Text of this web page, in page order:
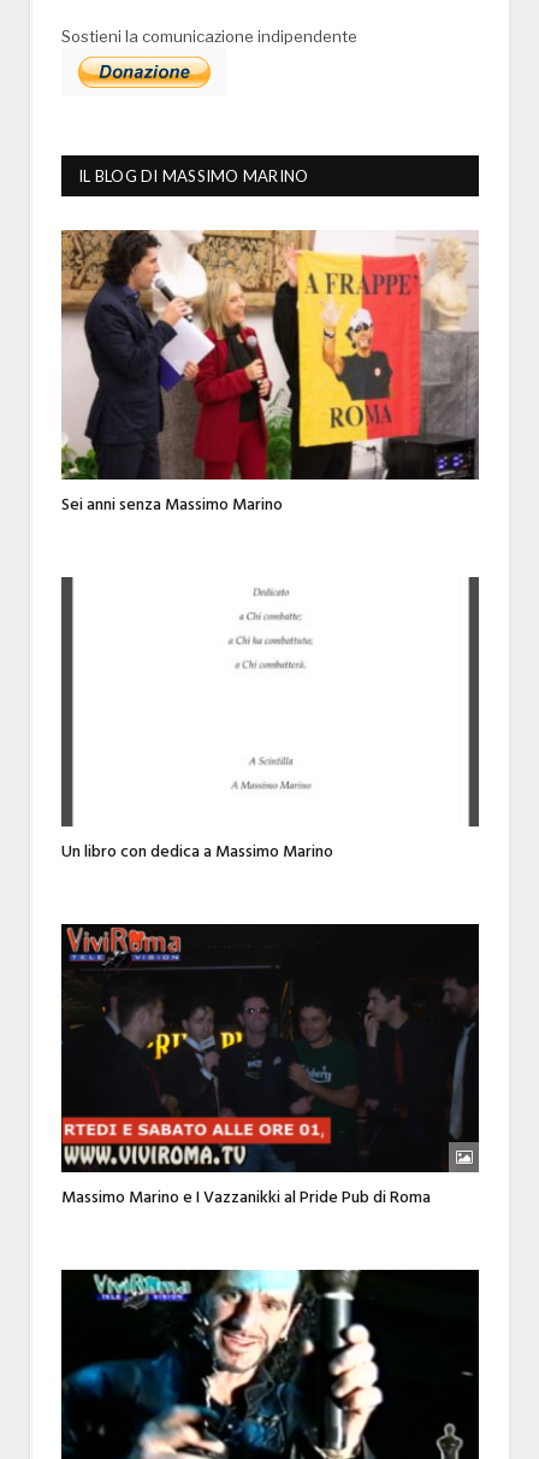
Sostieni la comunicazione indipendente
IL BLOG DI MASSIMO MARINO
Sei anni senza Massimo Marino
Un libro con dedica a Massimo Marino
Massimo Marino e I Vazzanikki al Pride Pub di Roma